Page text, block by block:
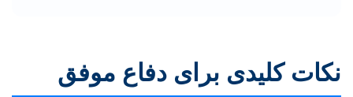
نکات کلیدی برای دفاع موفق